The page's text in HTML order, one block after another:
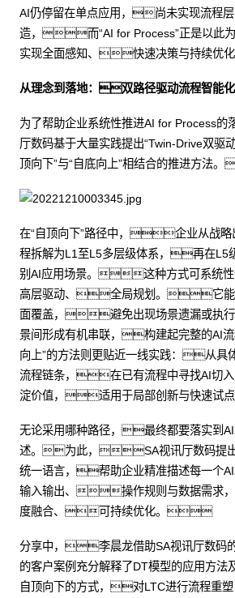
AI仍停留在单点应用，尚未实现流程
造，而“AI for Process”正是以此
实现全面感知、快速决策与持续优
从理念到落地：双路径驱动流程智能化
为了帮助企业系统性推进AI for Process
厅数码基于大量实践提出“Twin-Drive双
顶向下”与“自底向上”相结合的推进方法
在“自顶向下”路径中，企业从战
程拆解为L1至L5多层级体系，再在L5
别AI应用场景。这种方式可系统
高层驱动、全局规划。它能
面覆盖，避免出现场景遗漏或执
景间形成有机串联，构建起完整的AI
向上”的方法则更贴近一线实践：从
流程链条，在已有流程中寻找AI
淀价值，适用于局部创新与快速试
无论采用哪种路径，最终都要落实到
述。为此，SA视讯厅数码提出
统一语言，帮助企业精准描述每一个
输入输出、操作规则与数据需求
度融合、可持续优化。
分享中，李晨龙借助SA视讯厅数码
的客户案例充分解释了DT模型的应用方
自顶向下的方式，对LTC进行流程重